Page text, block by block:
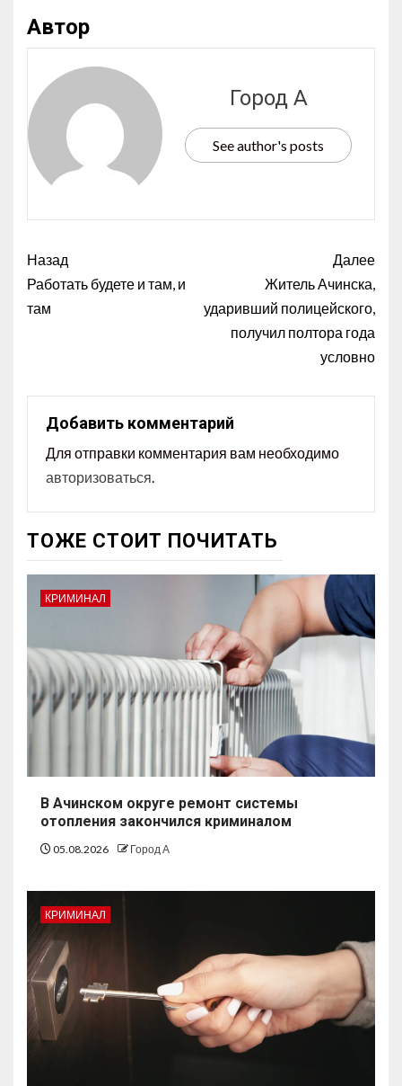
Автор
Город А
See author's posts
Назад
Работать будете и там, и
там
Далее
Житель Ачинска,
ударивший полицейского,
получил полтора года
условно
Добавить комментарий
Для отправки комментария вам необходимо
авторизоваться.
ТОЖЕ СТОИТ ПОЧИТАТЬ
КРИМИНАЛ
В Ачинском округе ремонт системы
отопления закончился криминалом
05.08.2026 Город А
КРИМИНАЛ